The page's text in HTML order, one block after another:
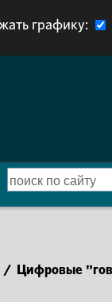
графику:
/ Цифровые